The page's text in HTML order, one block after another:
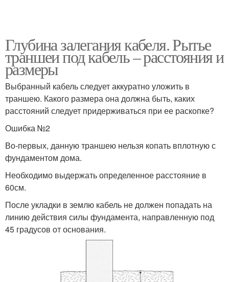
Глубина залегания кабеля. Рытье
траншеи под кабель – расстояния и
размеры
Выбранный кабель следует аккуратно уложить в
траншею. Какого размера она должна быть, каких
расстояний следует придерживаться при ее раскопке?
Ошибка №2
Во-первых, данную траншею нельзя копать вплотную с
фундаментом дома.
Необходимо выдержать определенное расстояние в
60см.
После укладки в землю кабель не должен попадать на
линию действия силы фундамента, направленную под
45 градусов от основания.